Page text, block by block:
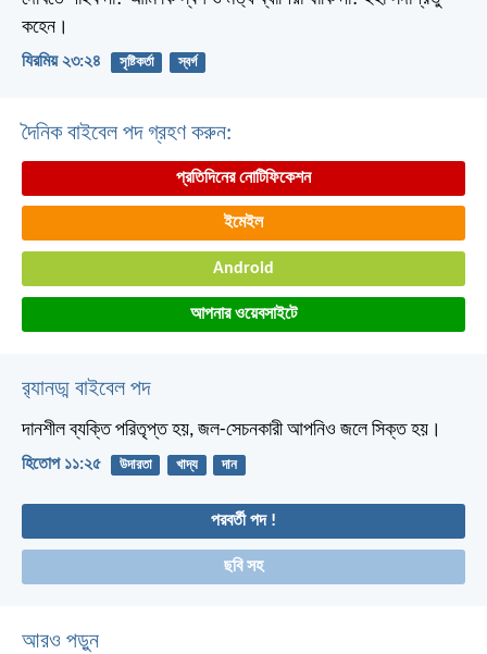
কহেন।
যিরমিয় ২৩:২৪ সৃষ্টিকর্তা স্বর্গ
দৈনিক বাইবেল পদ গ্রহণ করুন:
প্রতিদিনের নোটিফিকেশন
ইমেইল
Android
আপনার ওয়েবসাইটে
র‌্যানড্ম বাইবেল পদ
দানশীল ব্যক্তি পরিতৃপ্ত হয়, জল-সেচনকারী আপনিও জলে সিক্ত হয়।
হিতোপ ১১:২৫ উদারতা খাদ্য দান
পরবর্তী পদ !
ছবি সহ
আরও পড়ুন